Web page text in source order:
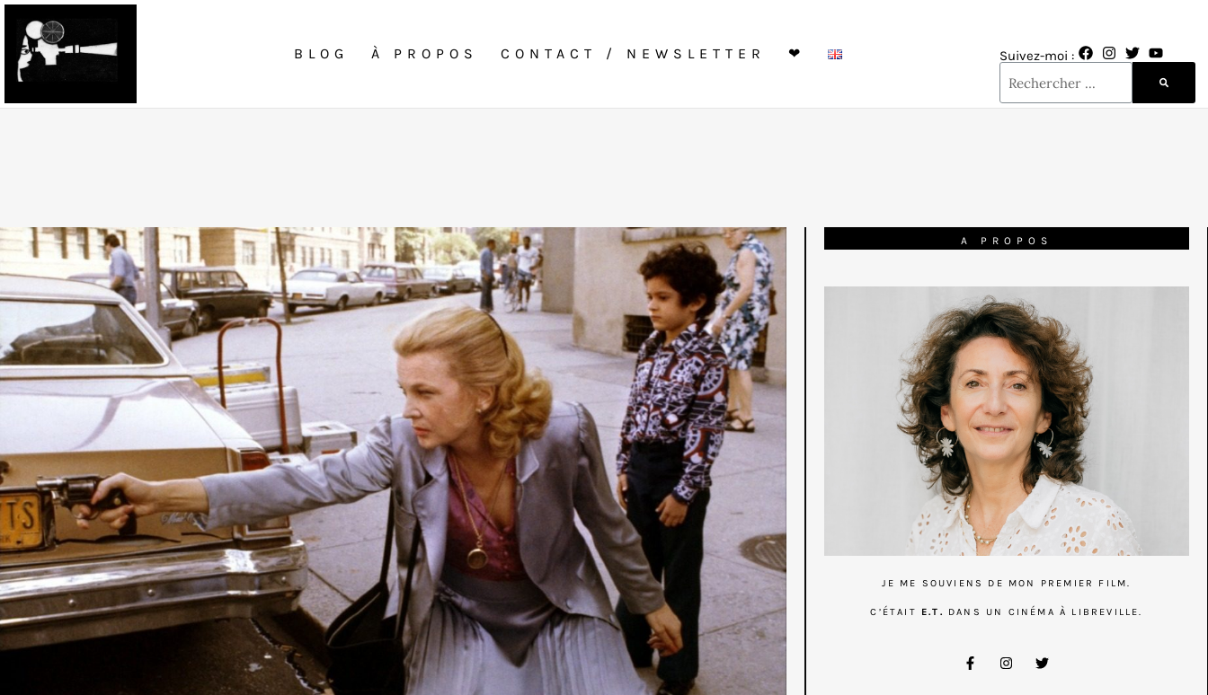
BLOG À PROPOS CONTACT / NEWSLETTER ❤ Suivez-moi :
A PROPOS
JE ME SOUVIENS DE MON PREMIER FILM.
C’ÉTAIT E.T. DANS UN CINÉMA À LIBREVILLE.